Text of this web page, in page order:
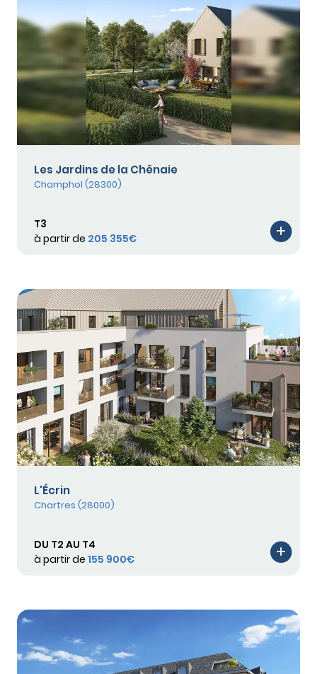
Les Jardins de la Chênaie
Champhol (28300)
T3
à partir de 205 355€
L'Écrin
Chartres (28000)
DU T2 AU T4
à partir de 155 900€